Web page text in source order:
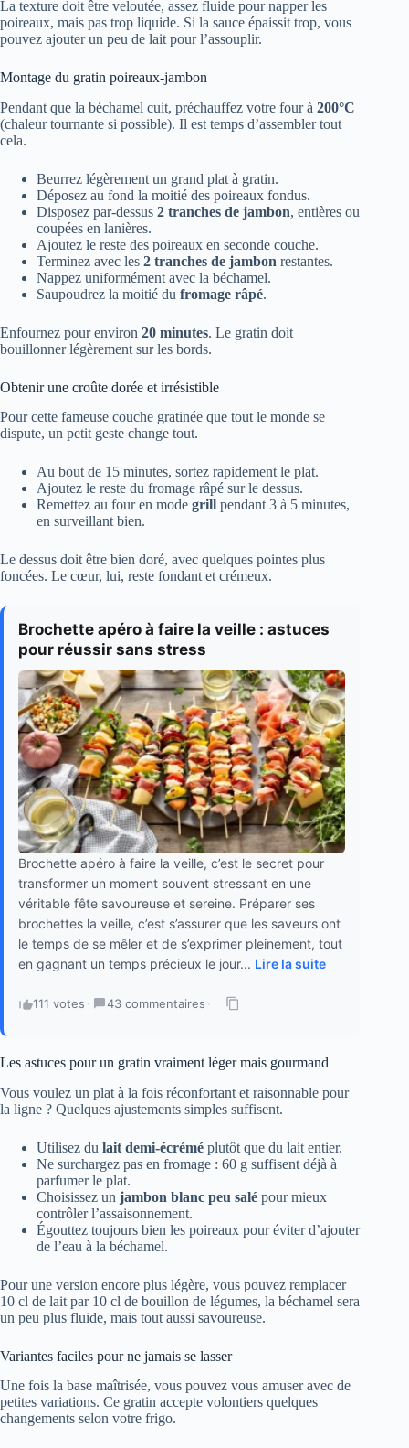
La texture doit être veloutée, assez fluide pour napper les
poireaux, mais pas trop liquide. Si la sauce épaissit trop, vous
pouvez ajouter un peu de lait pour l’assouplir.
Montage du gratin poireaux-jambon
Pendant que la béchamel cuit, préchauffez votre four à 200°C
(chaleur tournante si possible). Il est temps d’assembler tout
cela.
Beurrez légèrement un grand plat à gratin.
Déposez au fond la moitié des poireaux fondus.
Disposez par-dessus 2 tranches de jambon, entières ou
coupées en lanières.
Ajoutez le reste des poireaux en seconde couche.
Terminez avec les 2 tranches de jambon restantes.
Nappez uniformément avec la béchamel.
Saupoudrez la moitié du fromage râpé.
Enfournez pour environ 20 minutes. Le gratin doit
bouillonner légèrement sur les bords.
Obtenir une croûte dorée et irrésistible
Pour cette fameuse couche gratinée que tout le monde se
dispute, un petit geste change tout.
Au bout de 15 minutes, sortez rapidement le plat.
Ajoutez le reste du fromage râpé sur le dessus.
Remettez au four en mode grill pendant 3 à 5 minutes,
en surveillant bien.
Le dessus doit être bien doré, avec quelques pointes plus
foncées. Le cœur, lui, reste fondant et crémeux.
Brochette apéro à faire la veille : astuces
pour réussir sans stress
Brochette apéro à faire la veille, c’est le secret pour
transformer un moment souvent stressant en une
véritable fête savoureuse et sereine. Préparer ses
brochettes la veille, c’est s’assurer que les saveurs ont
le temps de se mêler et de s’exprimer pleinement, tout
en gagnant un temps précieux le jour... Lire la suite
111 votes · 43 commentaires ·
Les astuces pour un gratin vraiment léger mais gourmand
Vous voulez un plat à la fois réconfortant et raisonnable pour
la ligne ? Quelques ajustements simples suffisent.
Utilisez du lait demi-écrémé plutôt que du lait entier.
Ne surchargez pas en fromage : 60 g suffisent déjà à
parfumer le plat.
Choisissez un jambon blanc peu salé pour mieux
contrôler l’assaisonnement.
Égouttez toujours bien les poireaux pour éviter d’ajouter
de l’eau à la béchamel.
Pour une version encore plus légère, vous pouvez remplacer
10 cl de lait par 10 cl de bouillon de légumes, la béchamel sera
un peu plus fluide, mais tout aussi savoureuse.
Variantes faciles pour ne jamais se lasser
Une fois la base maîtrisée, vous pouvez vous amuser avec de
petites variations. Ce gratin accepte volontiers quelques
changements selon votre frigo.